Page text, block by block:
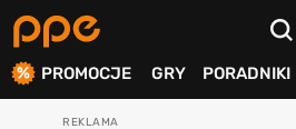
PROMOCJE GRY PORADNIKI